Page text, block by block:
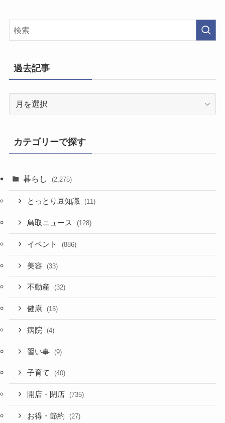
過去記事
カテゴリーで探す
暮らし (2,275)
とっとり豆知識 (11)
鳥取ニュース (128)
イベント (886)
美容 (33)
不動産 (32)
健康 (15)
病院 (4)
習い事 (9)
子育て (40)
開店・閉店 (735)
お得・節約 (27)